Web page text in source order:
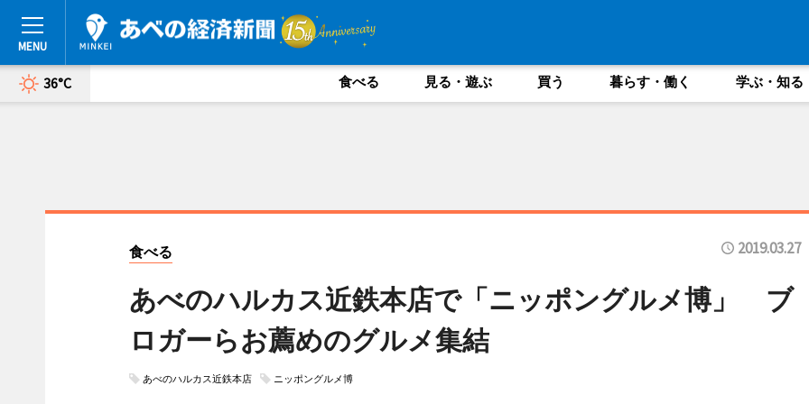
36°C 食べる 見る・遊ぶ 買う 暮らす・働く 学ぶ・知る
食べる 2019.03.27
あべのハルカス近鉄本店で「ニッポングルメ博」 ブ
ロガーらお薦めのグルメ集結
あべのハルカス近鉄本店 ニッポングルメ博